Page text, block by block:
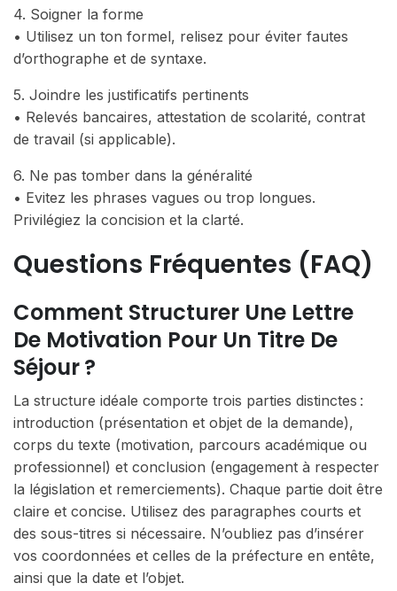
4. Soigner la forme
• Utilisez un ton formel, relisez pour éviter fautes
d’orthographe et de syntaxe.
5. Joindre les justificatifs pertinents
• Relevés bancaires, attestation de scolarité, contrat
de travail (si applicable).
6. Ne pas tomber dans la généralité
• Evitez les phrases vagues ou trop longues.
Privilégiez la concision et la clarté.
Questions Fréquentes (FAQ)
Comment Structurer Une Lettre
De Motivation Pour Un Titre De
Séjour ?
La structure idéale comporte trois parties distinctes :
introduction (présentation et objet de la demande),
corps du texte (motivation, parcours académique ou
professionnel) et conclusion (engagement à respecter
la législation et remerciements). Chaque partie doit être
claire et concise. Utilisez des paragraphes courts et
des sous-titres si nécessaire. N’oubliez pas d’insérer
vos coordonnées et celles de la préfecture en entête,
ainsi que la date et l’objet.